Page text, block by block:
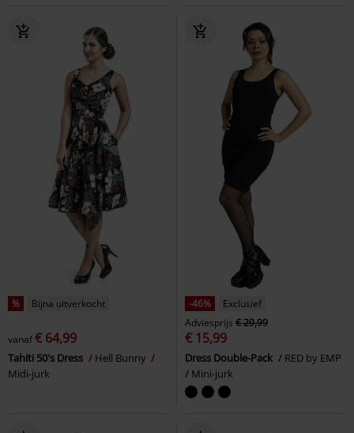
% Bijna uitverkocht
vanaf€ 64,99
Tahiti 50's Dress
Hell Bunny
Midi-jurk
-46%
Exclusief
Adviesprijs € 29,99
€ 15,99
Dress Double-Pack
RED by EMP
Mini-jurk